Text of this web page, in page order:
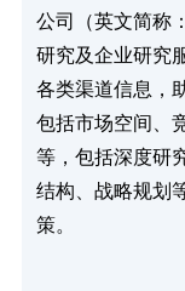
公司（英文简称
研究及企业研究
各类渠道信息，
包括市场空间、
等，包括深度研
结构、战略规划
策。